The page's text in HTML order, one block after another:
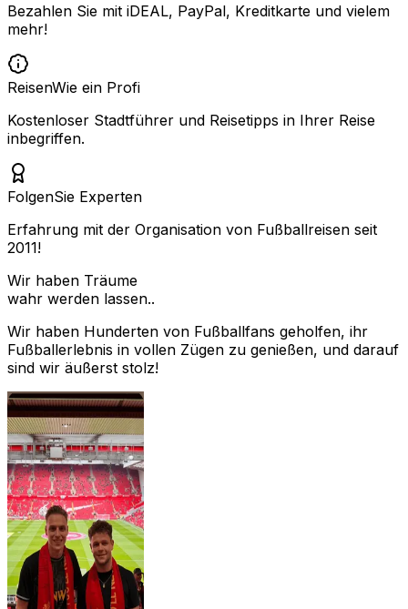
Bezahlen Sie mit iDEAL, PayPal, Kreditkarte und vielem
mehr!
ReisenWie ein Profi
Kostenloser Stadtführer und Reisetipps in Ihrer Reise
inbegriffen.
FolgenSie Experten
Erfahrung mit der Organisation von Fußballreisen seit
2011!
Wir haben Träume
wahr werden lassen..
Wir haben Hunderten von Fußballfans geholfen, ihr
Fußballerlebnis in vollen Zügen zu genießen, und darauf
sind wir äußerst stolz!